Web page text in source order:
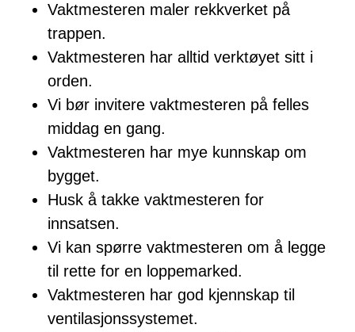
Vaktmesteren maler rekkverket på
trappen.
Vaktmesteren har alltid verktøyet sitt i
orden.
Vi bør invitere vaktmesteren på felles
middag en gang.
Vaktmesteren har mye kunnskap om
bygget.
Husk å takke vaktmesteren for
innsatsen.
Vi kan spørre vaktmesteren om å legge
til rette for en loppemarked.
Vaktmesteren har god kjennskap til
ventilasjonssystemet.